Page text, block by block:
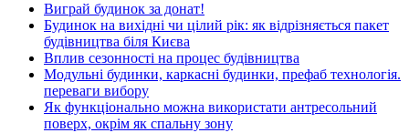
Виграй будинок за донат!
Будинок на вихідні чи цілий рік: як відрізняється пакет
будівництва біля Києва
Вплив сезонності на процес будівництва
Модульні будинки, каркасні будинки, префаб технологія.
переваги вибору
Як функціонально можна використати антресольний
поверх, окрім як спальну зону